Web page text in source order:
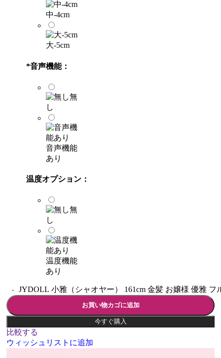
中-4cm
大-5cm
*音声機能：
無
し
音声機能
あり
温度オプション：
無
し
温度機能
あり
JYDOLL 小雅（シャオヤー） 161cm 金髪 お嬢様 優雅
お買い物カゴに追加
今すぐ購入
比較する
ウィッシュリストに追加